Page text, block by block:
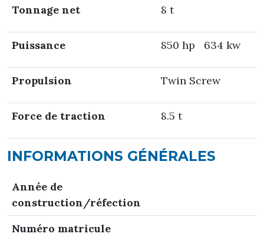
Tonnage net 8 t
Puissance 850 hp 634 kw
Propulsion Twin Screw
Force de traction 8.5 t
INFORMATIONS GÉNÉRALES
Année de
construction/réfection
Numéro matricule